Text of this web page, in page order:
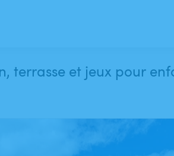
terrasse et jeux pour